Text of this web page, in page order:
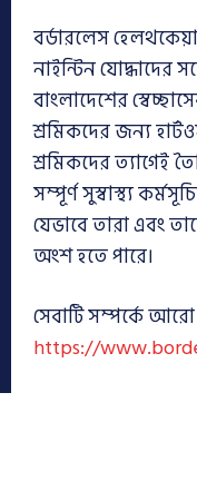
বর্ডারলেস
নাইন্টিন যোদ্ধাদের
বাংলাদেশের
শ্রমিকদের জন্য
শ্রমিকদের ত্যাগেই
সম্পূর্ণ সুস্বাস্থ্য
যেভাবে তারা এবং
অংশ হতে পারে।
সেবাটি সম্পর্কে
https://